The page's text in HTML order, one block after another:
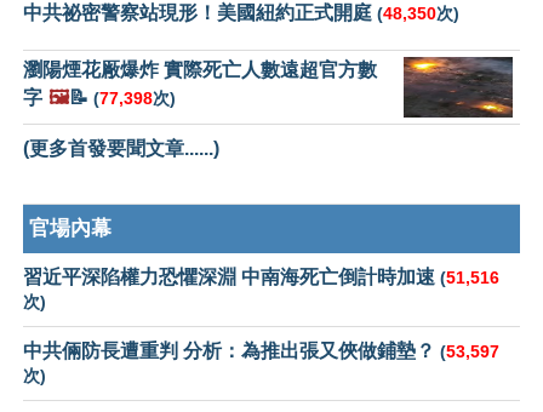
中共祕密警察站現形！美國紐約正式開庭 (48,350次)
瀏陽煙花厰爆炸 實際死亡人數遠超官方數
字 🖼️📝 (77,398次)
(更多首發要聞文章......)
官場內幕
習近平深陷權力恐懼深淵 中南海死亡倒計時加速 (51,516
次)
中共倆防長遭重判 分析：為推出張又俠做鋪墊？ (53,597
次)